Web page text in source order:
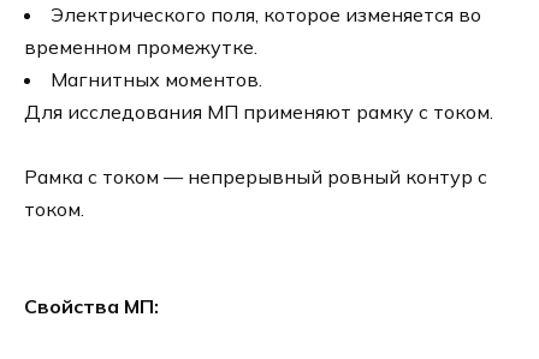
Электрического поля, которое изменяется во
временном промежутке.
Магнитных моментов.
Для исследования МП применяют рамку с током.
Рамка с током — непрерывный ровный контур с
током.
Свойства МП: